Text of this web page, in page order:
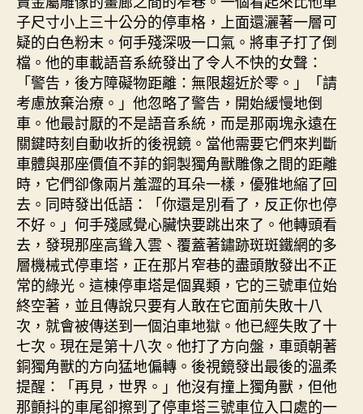
子尺寸小上三十公分的停車格，上面還灑著一層可
疑的白色粉末。何手殘深吸一口氣。將車子打了倒
檔。他的車載語音系統發出了令人不快的女聲：
「警告，後方障礙物距離：無限趨近於零。」「請
考慮放棄治療。」他忽略了警告，開始緩慢地倒
車。他最討厭的不是語音系統，而是那兩塊永遠在
關鍵時刻自動收折的後視鏡。當他需要它們來判斷
車體與那座價值不菲的銅製獨角獸雕像之間的距離
時，它們卻像兩片羞澀的耳朵一樣，優雅地縮了回
去。同時發出低語：「你還是別看了，反正你也停
不好。」何手殘感覺心臟快要跳出來了。他轉頭看
去，發現那座高聳入雲、覆蓋著鏽跡斑斑鐵網的多
層機械式停車塔，正在那片窄巷的盡頭散發出不正
常的綠光。這棟停車塔是個異類，它的三號車位始
終空著，並且傳說只要有人敢在它面前失敗十八
次，就會被傳送到一個泊車地獄。他已經失敗了十
七次。現在是第十八次。他打了方向盤，車頭朝著
銅獨角獸的方向猛地偏轉。後視鏡發出最後的溫柔
提醒：「再見，世界。」他沒有撞上獨角獸，但他
那顫抖的車尾卻擦到了停車塔三號車位入口處的一